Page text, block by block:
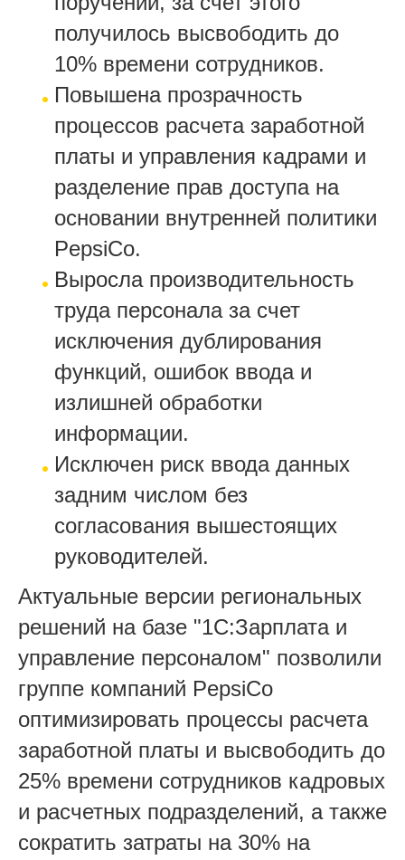
получилось высвободить до
10% времени сотрудников.
Повышена прозрачность
процессов расчета заработной
платы и управления кадрами и
разделение прав доступа на
основании внутренней политики
PepsiCo.
Выросла производительность
труда персонала за счет
исключения дублирования
функций, ошибок ввода и
излишней обработки
информации.
Исключен риск ввода данных
задним числом без
согласования вышестоящих
руководителей.
Актуальные версии региональных
решений на базе "1С:Зарплата и
управление персоналом" позволили
группе компаний PepsiCо
оптимизировать процессы расчета
заработной платы и высвободить до
25% времени сотрудников кадровых
и расчетных подразделений, а также
сократить затраты на 30% на